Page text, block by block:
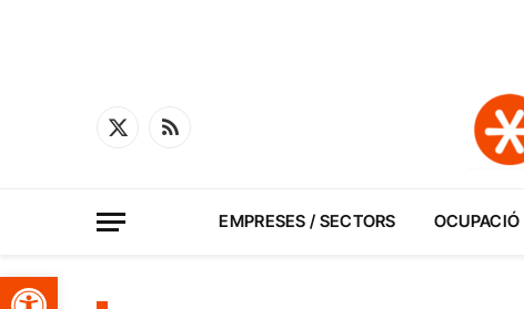
Obre la barra d'eines
X
RSS
EMPRESES / SECTORS OCUPACIÓ